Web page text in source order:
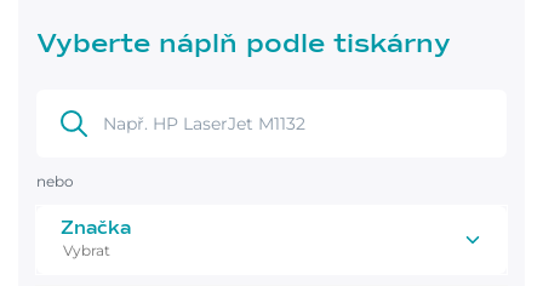
Vyberte náplň podle tiskárny
nebo
Značka